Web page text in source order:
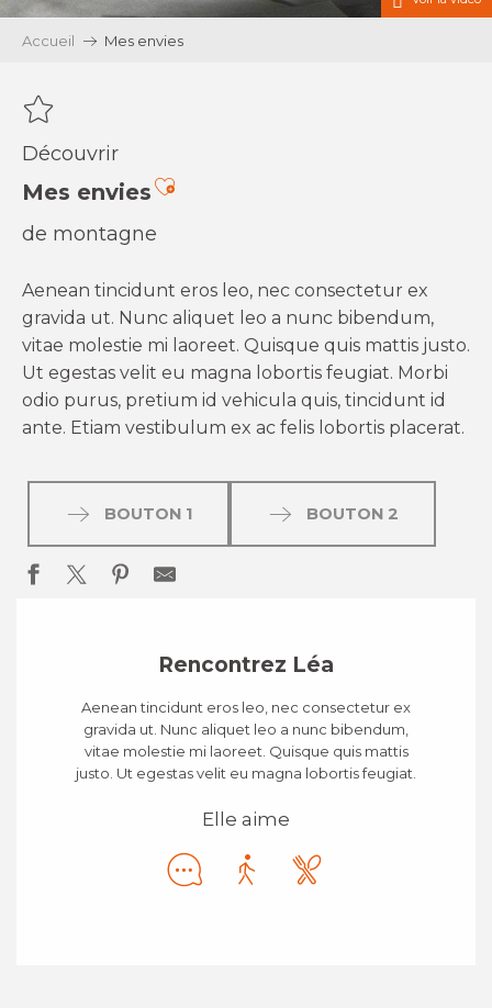
Accueil Mes envies
Découvrir
Mes enviesAjouter aux favoris
de montagne
Aenean tincidunt eros leo, nec consectetur ex
gravida ut. Nunc aliquet leo a nunc bibendum,
vitae molestie mi laoreet. Quisque quis mattis justo.
Ut egestas velit eu magna lobortis feugiat. Morbi
odio purus, pretium id vehicula quis, tincidunt id
ante. Etiam vestibulum ex ac felis lobortis placerat.
BOUTON 1 BOUTON 2
Rencontrez Léa
Aenean tincidunt eros leo, nec consectetur ex
gravida ut. Nunc aliquet leo a nunc bibendum,
vitae molestie mi laoreet. Quisque quis mattis
justo. Ut egestas velit eu magna lobortis feugiat.
Elle aime